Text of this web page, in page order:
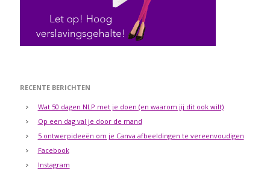
RECENTE BERICHTEN
Wat 50 dagen NLP met je doen (en waarom jij dit ook wilt)
Op een dag val je door de mand
5 ontwerpideeën om je Canva afbeeldingen te vereenvoudigen
Facebook
Instagram